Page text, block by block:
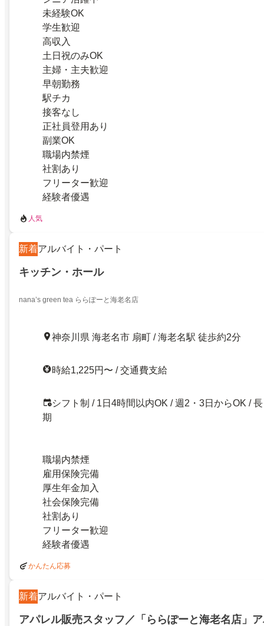
未経験OK
学生歓迎
高収入
土日祝のみOK
主婦・主夫歓迎
早朝勤務
駅チカ
接客なし
正社員登用あり
副業OK
職場内禁煙
社割あり
フリーター歓迎
経験者優遇
人気
新着アルバイト・パート
キッチン・ホール
nana’s green tea ららぽーと海老名店
神奈川県 海老名市 扇町 / 海老名駅 徒歩約2分
時給1,225円〜 / 交通費支給
シフト制 / 1日4時間以内OK / 週2・3日からOK / 長
期
職場内禁煙
雇用保険完備
厚生年金加入
社会保険完備
社割あり
フリーター歓迎
経験者優遇
かんたん応募
新着アルバイト・パート
アパレル販売スタッフ／「ららぽーと海老名店」